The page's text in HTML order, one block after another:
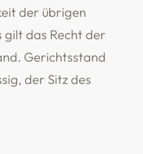
der übrigen
gilt das Recht der
Gerichtsstand
der Sitz des